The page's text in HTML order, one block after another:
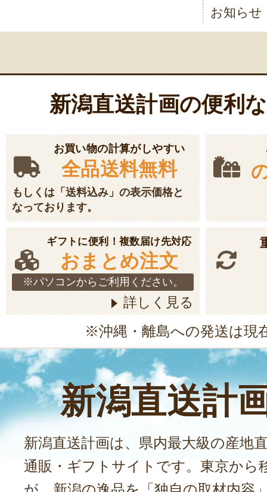
シ
ン
お知らせ
新潟直送計画の便利
お買い物の計算がしやすい
全品送料無料
もしくは「送料込み」の表示価格と
なっております。
ギフトに便利！複数届け先対応
おまとめ注文
※パソコンからご利用ください。
詳しく見る
※沖縄・離島への発送は現
新潟直送計
新潟直送計画は、県内最大級の産地
通販・ギフトサイトです。東京から